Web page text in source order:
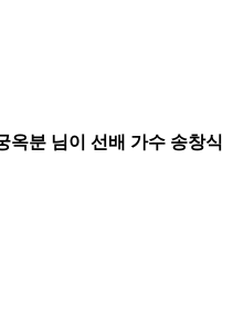
옥분 님이 선배 가수 송창식